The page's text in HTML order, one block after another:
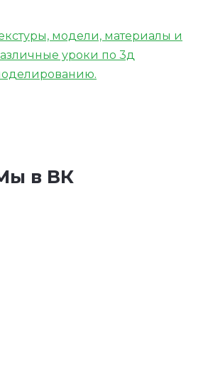
модели, материалы и
уроки по 3д
в ВК